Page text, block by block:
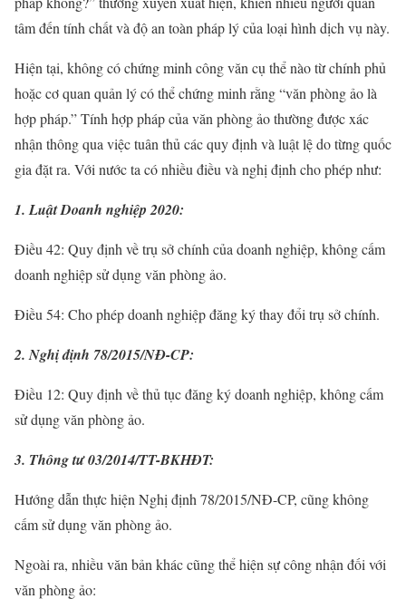
tâm đến tính chất và độ an toàn pháp lý của loại hình dịch vụ này.
Hiện tại, không có chứng minh công văn cụ thể nào từ chính phủ
hoặc cơ quan quản lý có thể chứng minh rằng “văn phòng ảo là
hợp pháp.” Tính hợp pháp của văn phòng ảo thường được xác
nhận thông qua việc tuân thủ các quy định và luật lệ do từng quốc
gia đặt ra. Với nước ta có nhiều điều và nghị định cho phép như:
1. Luật Doanh nghiệp 2020:
Điều 42: Quy định về trụ sở chính của doanh nghiệp, không cấm
doanh nghiệp sử dụng văn phòng ảo.
Điều 54: Cho phép doanh nghiệp đăng ký thay đổi trụ sở chính.
2. Nghị định 78/2015/NĐ-CP:
Điều 12: Quy định về thủ tục đăng ký doanh nghiệp, không cấm
sử dụng văn phòng ảo.
3. Thông tư 03/2014/TT-BKHĐT:
Hướng dẫn thực hiện Nghị định 78/2015/NĐ-CP, cũng không
cấm sử dụng văn phòng ảo.
Ngoài ra, nhiều văn bản khác cũng thể hiện sự công nhận đối với
văn phòng ảo: